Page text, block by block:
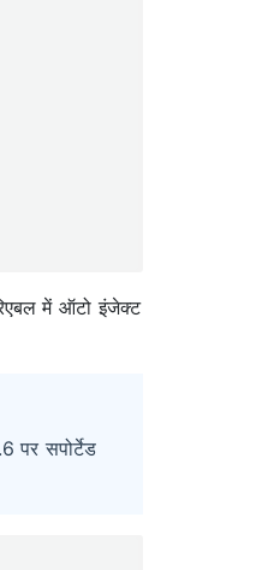
में ऑटो इंजेक्ट
पर सपोर्टेड